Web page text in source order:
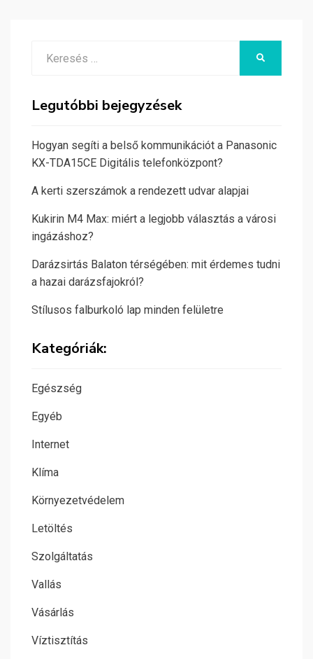
Legutóbbi bejegyzések
Hogyan segíti a belső kommunikációt a Panasonic
KX-TDA15CE Digitális telefonközpont?
A kerti szerszámok a rendezett udvar alapjai
Kukirin M4 Max: miért a legjobb választás a városi
ingázáshoz?
Darázsirtás Balaton térségében: mit érdemes tudni
a hazai darázsfajokról?
Stílusos falburkoló lap minden felületre
Kategóriák:
Egészség
Egyéb
Internet
Klíma
Környezetvédelem
Letöltés
Szolgáltatás
Vallás
Vásárlás
Víztisztítás